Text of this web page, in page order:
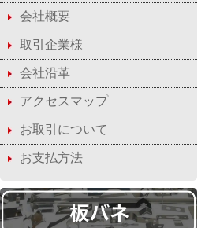
会社概要
取引企業様
会社沿革
アクセスマップ
お取引について
お支払方法